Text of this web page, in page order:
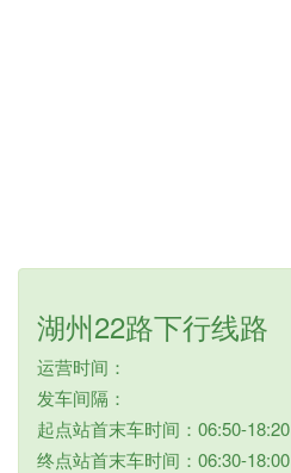
湖州22路下行线路
运营时间：
发车间隔：
起点站首末车时间：06:50-18:20
终点站首末车时间：06:30-18:00